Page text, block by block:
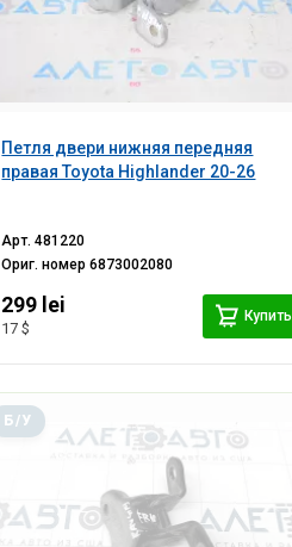
Петля двери нижняя передняя
правая Toyota Highlander 20-26
Арт.481220
Ориг. номер6873002080
299 lei
17 $
Купить
Б/У